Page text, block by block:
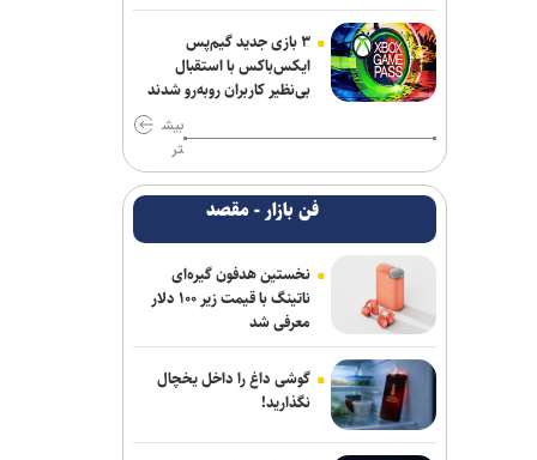
۳ بازی جدید گیم‌پس
ایکس‌باکس با استقبال
بی‌نظیر کاربران روبه‌رو شدند
بیش
تر
فن بازار - مقصد
نخستین هدفون گیره‌ای
ناتینگ با قیمت زیر ۱۰۰ دلار
معرفی شد
گوشی داغ را داخل یخچال
نگذارید!